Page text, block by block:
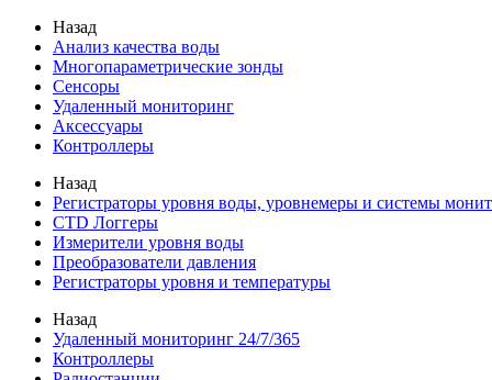
Назад
Анализ качества воды
Многопараметрические зонды
Сенсоры
Удаленный мониторинг
Аксессуары
Контроллеры
Назад
Регистраторы уровня воды, уровнемеры и системы
CTD Логгеры
Измерители уровня воды
Преобразователи давления
Регистраторы уровня и температуры
Назад
Удаленный мониторинг 24/7/365
Контроллеры